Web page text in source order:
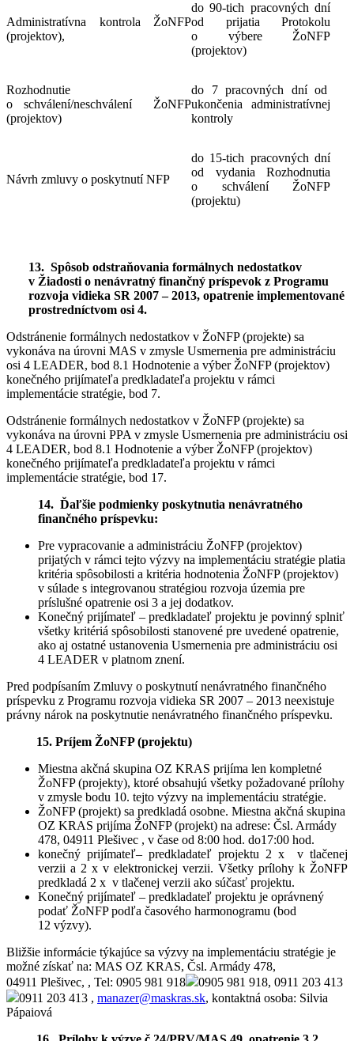
Administratívna kontrola ŽoNFP
(projektov),
do 90-tich pracovných dní
od prijatia Protokolu
o výbere ŽoNFP
(projektov)
Rozhodnutie
o schválení/neschválení ŽoNFP
(projektov)
do 7 pracovných dní od
ukončenia administratívnej
kontroly
Návrh zmluvy o poskytnutí NFP
do 15-tich pracovných dní
od vydania Rozhodnutia
o schválení ŽoNFP
(projektu)
13. Spôsob odstraňovania formálnych nedostatkov
v Žiadosti o nenávratný finančný príspevok z Programu
rozvoja vidieka SR 2007 – 2013, opatrenie implementované
prostredníctvom osi 4.
Odstránenie formálnych nedostatkov v ŽoNFP (projekte) sa
vykonáva na úrovni MAS v zmysle Usmernenia pre administráciu
osi 4 LEADER, bod 8.1 Hodnotenie a výber ŽoNFP (projektov)
konečného prijímateľa predkladateľa projektu v rámci
implementácie stratégie, bod 7.
Odstránenie formálnych nedostatkov v ŽoNFP (projekte) sa
vykonáva na úrovni PPA v zmysle Usmernenia pre administráciu osi
4 LEADER, bod 8.1 Hodnotenie a výber ŽoNFP (projektov)
konečného prijímateľa predkladateľa projektu v rámci
implementácie stratégie, bod 17.
14. Ďaľšie podmienky poskytnutia nenávratného
finančného príspevku:
Pre vypracovanie a administráciu ŽoNFP (projektov)
prijatých v rámci tejto výzvy na implementáciu stratégie platia
kritéria spôsobilosti a kritéria hodnotenia ŽoNFP (projektov)
v súlade s integrovanou stratégiou rozvoja územia pre
príslušné opatrenie osi 3 a jej dodatkov.
Konečný prijímateľ – predkladateľ projektu je povinný splniť
všetky kritériá spôsobilosti stanovené pre uvedené opatrenie,
ako aj ostatné ustanovenia Usmernenia pre administráciu osi
4 LEADER v platnom znení.
Pred podpísaním Zmluvy o poskytnutí nenávratného finančného
príspevku z Programu rozvoja vidieka SR 2007 – 2013 neexistuje
právny nárok na poskytnutie nenávratného finančného príspevku.
15. Príjem ŽoNFP (projektu)
Miestna akčná skupina OZ KRAS prijíma len kompletné
ŽoNFP (projekty), ktoré obsahujú všetky požadované prílohy
v zmysle bodu 10. tejto výzvy na implementáciu stratégie.
ŽoNFP (projekt) sa predkladá osobne. Miestna akčná skupina
OZ KRAS prijíma ŽoNFP (projekt) na adrese: Čsl. Armády
478, 04911 Plešivec , v čase od 8:00 hod. do17:00 hod.
konečný prijímateľ– predkladateľ projektu 2 x v tlačenej
verzii a 2 x v elektronickej verzii. Všetky prílohy k ŽoNFP
predkladá 2 x v tlačenej verzii ako súčasť projektu.
Konečný prijímateľ – predkladateľ projektu je oprávnený
podať ŽoNFP podľa časového harmonogramu (bod
12 výzvy).
Bližšie informácie týkajúce sa výzvy na implementáciu stratégie je
možné získať na: MAS OZ KRAS, Čsl. Armády 478,
04911 Plešivec, , Tel: 0905 981 918
0905 981 918, 0911 203 413
0911 203 413 , manazer@maskras.sk, kontaktná osoba: Silvia
Pápaiová